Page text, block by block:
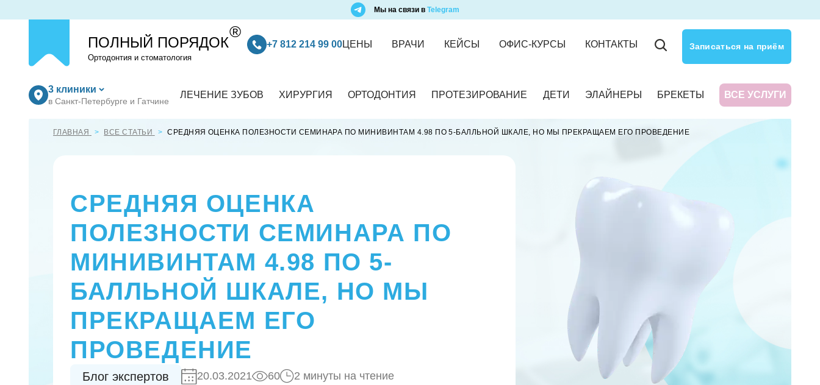
Мы на связи в Telegram
ПОЛНЫЙ ПОРЯДОК
®
Ортодонтия и стоматология
+7 812 214 99 00ЦЕНЫ ВРАЧИ КЕЙСЫ ОФИС-КУРСЫ КОНТАКТЫ Записаться на приём
3 клиники
в Санкт-Петербурге и Гатчине
ЛЕЧЕНИЕ ЗУБОВ ХИРУРГИЯ ОРТОДОНТИЯ ПРОТЕЗИРОВАНИЕ ДЕТИ ЭЛАЙНЕРЫ БРЕКЕТЫ ВСЕ УСЛУГИ
ГЛАВНАЯ ВСЕ СТАТЬИ СРЕДНЯЯ ОЦЕНКА ПОЛЕЗНОСТИ СЕМИНАРА ПО МИНИВИНТАМ 4.98 ПО 5-БАЛЛЬНОЙ ШКАЛЕ, НО МЫ ПРЕКРАЩАЕМ ЕГО ПРОВЕДЕНИЕ
СРЕДНЯЯ ОЦЕНКА
ПОЛЕЗНОСТИ СЕМИНАРА ПО
МИНИВИНТАМ 4.98 ПО 5-
БАЛЛЬНОЙ ШКАЛЕ, НО МЫ
ПРЕКРАЩАЕМ ЕГО
ПРОВЕДЕНИЕ
Блог экспертов 20.03.2021 60 2 минуты на чтение